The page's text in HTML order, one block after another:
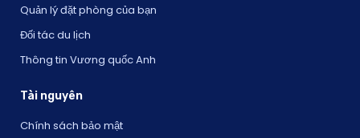
Quản lý đặt phòng của bạn
Đối tác du lịch
Thông tin Vương quốc Anh
Tài nguyên
Chính sách bảo mật